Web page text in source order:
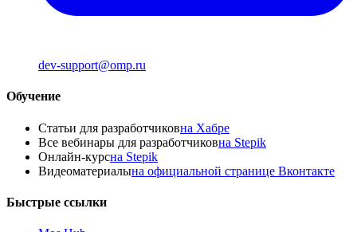
dev-support@omp.ru
Обучение
Статьи для разработчиковна Хабре
Все вебинары для разработчиковна Stepik
Онлайн-курсна Stepik
Видеоматериалына официальной странице Вконтакте
Быстрые ссылки